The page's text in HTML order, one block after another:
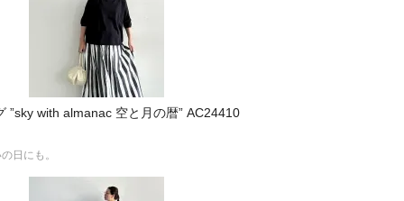
”sky with almanac 空と月の暦” AC24410
日にも。